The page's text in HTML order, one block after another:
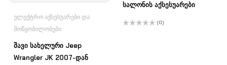
ᲔᲚᲔᲥᲢᲠᲝ ᲐᲥᲡᲔᲡᲣᲐᲠᲔᲑᲘ ᲓᲐ
ᲛᲝᲬᲧᲝᲑᲘᲚᲝᲑᲔᲑᲘ
შავი სახელური Jeep
Wrangler JK 2007-დან
სალონის აქსესუარები
(0)